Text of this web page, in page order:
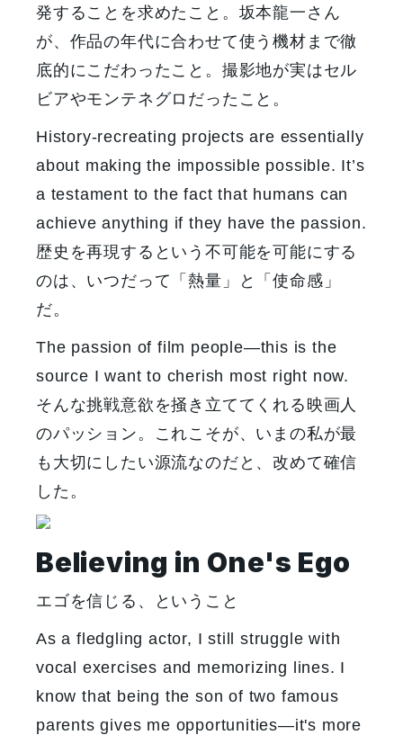
発することを求めたこと。坂本龍一さん
が、作品の年代に合わせて使う機材まで徹
底的にこだわったこと。撮影地が実はセル
ビアやモンテネグロだったこと。
History-recreating projects are essentially
about making the impossible possible. It’s
a testament to the fact that humans can
achieve anything if they have the passion.
歴史を再現するという不可能を可能にする
のは、いつだって「熱量」と「使命感」
だ。
The passion of film people—this is the
source I want to cherish most right now.
そんな挑戦意欲を掻き立ててくれる映画人
のパッション。これこそが、いまの私が最
も大切にしたい源流なのだと、改めて確信
した。
Believing in One's Ego
エゴを信じる、ということ
As a fledgling actor, I still struggle with
vocal exercises and memorizing lines. I
know that being the son of two famous
parents gives me opportunities—it's more